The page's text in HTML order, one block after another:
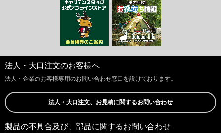
法人・大口注文のお客様へ
法人・企業のお客様専用のお問い合わせ窓口を設けております。
法人・大口注文、お見積に関するお問い合わせ
製品の不具合及び、部品に関するお問い合わせ